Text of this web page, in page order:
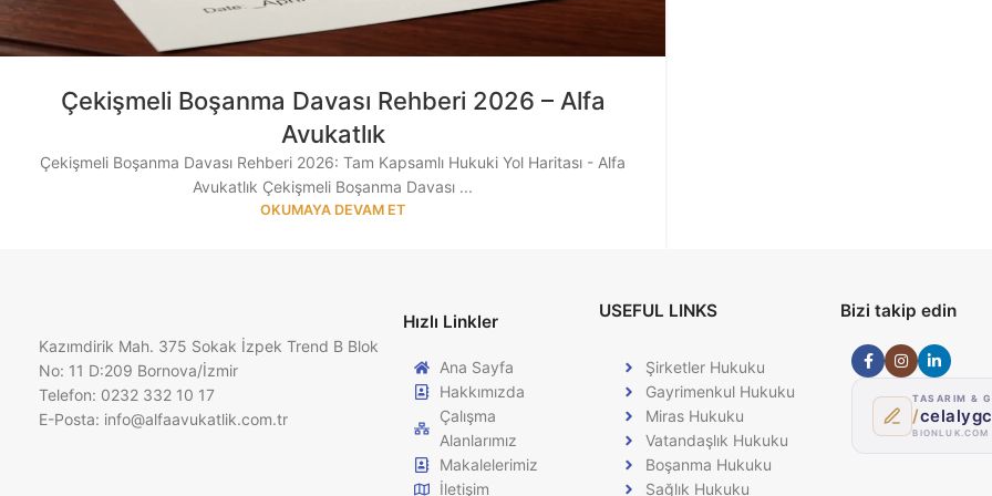
Çekişmeli Boşanma Davası Rehberi 2026 – Alfa
Avukatlık
Çekişmeli Boşanma Davası Rehberi 2026: Tam Kapsamlı Hukuki Yol Haritası - Alfa
Avukatlık Çekişmeli Boşanma Davası ...
OKUMAYA DEVAM ET
Kazımdirik Mah. 375 Sokak İzpek Trend B Blok
No: 11 D:209 Bornova/İzmir
Telefon: 0232 332 10 17
E-Posta: info@alfaavukatlik.com.tr
Hızlı Linkler
Ana Sayfa
Hakkımızda
Çalışma
Alanlarımız
Makalelerimiz
İletişim
USEFUL LINKS
Şirketler Hukuku
Gayrimenkul Hukuku
Miras Hukuku
Vatandaşlık Hukuku
Boşanma Hukuku
Sağlık Hukuku
Bizi takip edin
TASARIM &
/celalygc
BIONLUK.COM